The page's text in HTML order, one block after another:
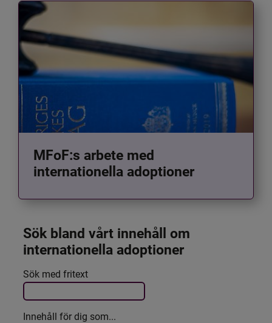
MFoF:s arbete med
internationella adoptioner
Sök bland vårt innehåll om
internationella adoptioner
Filtrera resultatet
Det här formuläret postas automatiskt
Sök med fritext
Innehåll för dig som...